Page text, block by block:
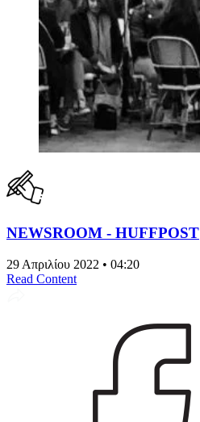
NEWSROOM - HUFFPOST
29 Απριλίου 2022 • 04:20
Read Content